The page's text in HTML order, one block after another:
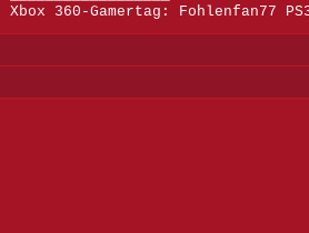
Xbox 360-Gamertag: Fohlenfan77